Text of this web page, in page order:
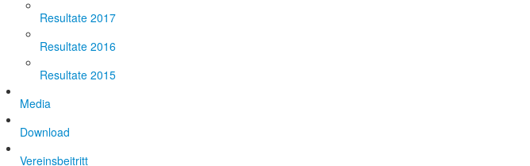
Resultate 2017
Resultate 2016
Resultate 2015
Media
Download
Vereinsbeitritt